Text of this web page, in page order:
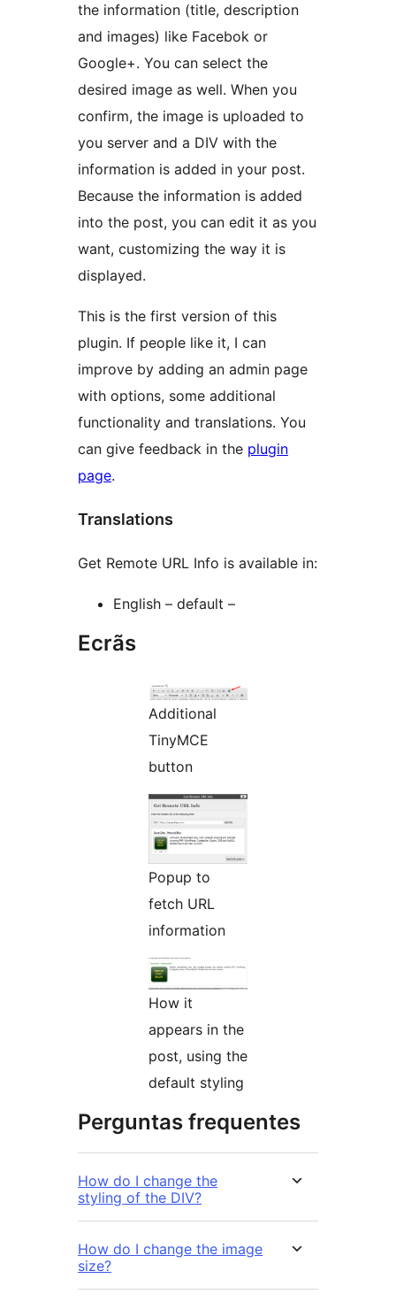
the information (title, description
and images) like Facebok or
Google+. You can select the
desired image as well. When you
confirm, the image is uploaded to
you server and a DIV with the
information is added in your post.
Because the information is added
into the post, you can edit it as you
want, customizing the way it is
displayed.
This is the first version of this
plugin. If people like it, I can
improve by adding an admin page
with options, some additional
functionality and translations. You
can give feedback in the plugin
page.
Translations
Get Remote URL Info is available in:
English – default –
Ecrãs
Additional
TinyMCE
button
Popup to
fetch URL
information
How it
appears in the
post, using the
default styling
Perguntas frequentes
How do I change the
styling of the DIV?
How do I change the image
size?